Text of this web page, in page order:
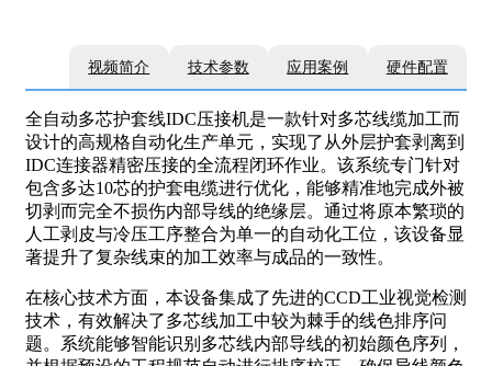
视频简介 技术参数 应用案例 硬件配置
全自动多芯护套线IDC压接机是一款针对多芯线缆加工而
设计的高规格自动化生产单元，实现了从外层护套剥离到
IDC连接器精密压接的全流程闭环作业。该系统专门针对
包含多达10芯的护套电缆进行优化，能够精准地完成外被
切剥而完全不损伤内部导线的绝缘层。通过将原本繁琐的
人工剥皮与冷压工序整合为单一的自动化工位，该设备显
著提升了复杂线束的加工效率与成品的一致性。
在核心技术方面，本设备集成了先进的CCD工业视觉检测
技术，有效解决了多芯线加工中较为棘手的线色排序问
题。系统能够智能识别多芯线内部导线的初始颜色序列，